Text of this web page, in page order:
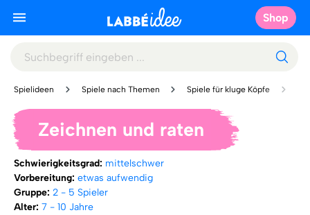
Shop
Spielideen Spiele nach Themen Spiele für kluge Köpfe
Zeichnen und raten
Schwierigkeitsgrad: mittelschwer
Vorbereitung: etwas aufwendig
Gruppe: 2 - 5 Spieler
Alter: 7 - 10 Jahre